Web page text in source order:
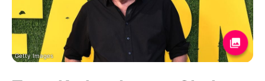
Lifestyle
Promiflash Exklusiv
Getty Images